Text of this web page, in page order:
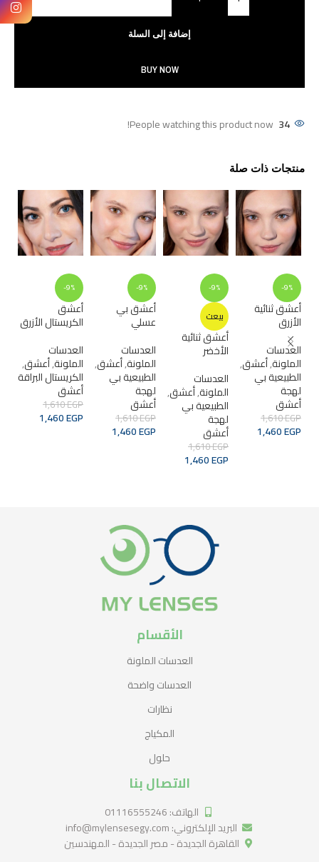
إضافة إلى السلة
BUY NOW
34
People watching this product now!
منتجات ذات صلة
-9%
أعشق ثنائية
الأزرق
العدسات
الملونة,أعشق,
الطبيعية بي
لهجة
أعشق
1,610EGP
1,460EGP
-9%
بيعت
أعشق ثنائية
الأخضر
العدسات
الملونة,أعشق,
الطبيعية بي
لهجة
أعشق
1,610EGP
1,460EGP
-9%
أعشق بي
عسلي
العدسات
الملونة,أعشق,
الطبيعية بي
لهجة
أعشق
1,610EGP
1,460EGP
-9%
أعشق
الكريستال الأزرق
العدسات
الملونة,أعشق,
الكريستال البراقة
أعشق
1,610EGP
1,460EGP
الأقسام
العدسات الملونة
العدسات واضحة
نظارات
المكياج
حلول
الاتصال بنا
الهاتف: 01116555246
البريد الإلكتروني: info@mylensesegy.com
القاهرة الجديدة - مصر الجديدة - المهندسين